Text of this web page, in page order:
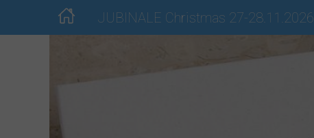
JUBINALE Christmas 27-28.11.2026